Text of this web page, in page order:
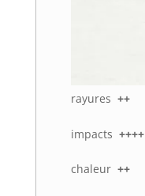
rayures ++
impacts ++++
chaleur ++